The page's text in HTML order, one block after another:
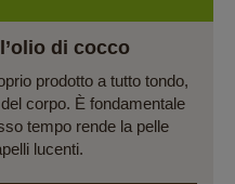
di cocco
prodotto a tutto tondo,
corpo. È fondamentale
tempo rende la pelle
lucenti.